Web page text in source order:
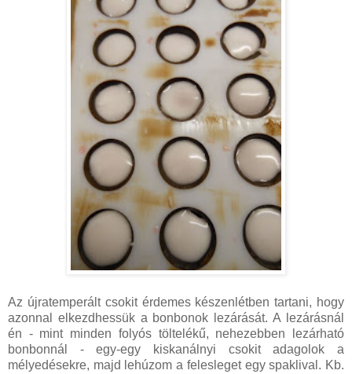
Az újratemperált csokit érdemes készenlétben tartani, hogy
azonnal elkezdhessük a bonbonok lezárását. A lezárásnál
én - mint minden folyós töltelékű, nehezebben lezárható
bonbonnál - egy-egy kiskanálnyi csokit adagolok a
mélyedésekre, majd lehúzom a felesleget egy spaklival. Kb.